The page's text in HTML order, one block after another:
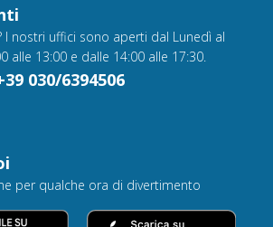
I nostri uffici sono aperti dal Lunedì al
alle 13:00 e dalle 14:00 alle 17:30.
030/6394506
per qualche ora di divertimento